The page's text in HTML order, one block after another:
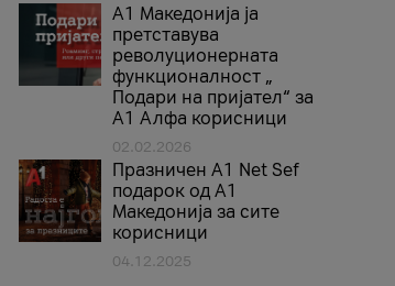
А1 Македонија ја
претставува
револуционерната
функционалност „
Подари на пријател“ за
А1 Алфа корисници
02.02.2026
Празничен A1 Net Sеf
подарок од А1
Македонија за сите
корисници
04.12.2025